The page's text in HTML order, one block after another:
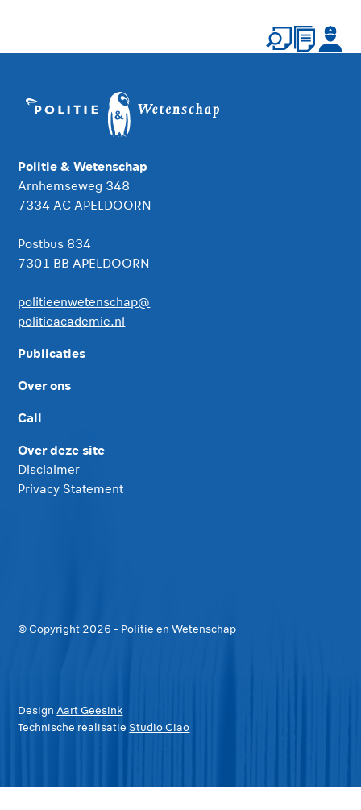
Politie & Wetenschap
Arnhemseweg 348
7334 AC APELDOORN
Postbus 834
7301 BB APELDOORN
politieenwetenschap@
politieacademie.nl
Publicaties
Over ons
Call
Over deze site
Disclaimer
Privacy Statement
© Copyright 2026 - Politie en Wetenschap
Design Aart Geesink
Technische realisatie Studio Ciao